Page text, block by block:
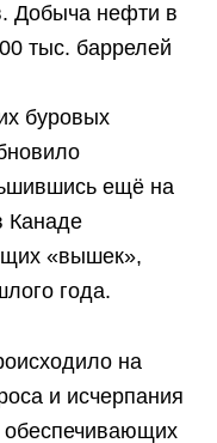
Добыча нефти в
тыс. баррелей
буровых
ещё на
Канаде
«вышек»,
года.
на
и исчерпания
обеспечивающих